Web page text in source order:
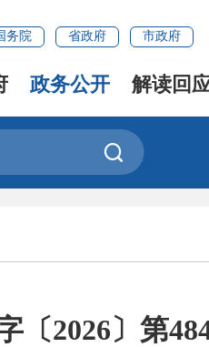
务院 省政府 市政府
政务公开 解读回

〔2026〕第